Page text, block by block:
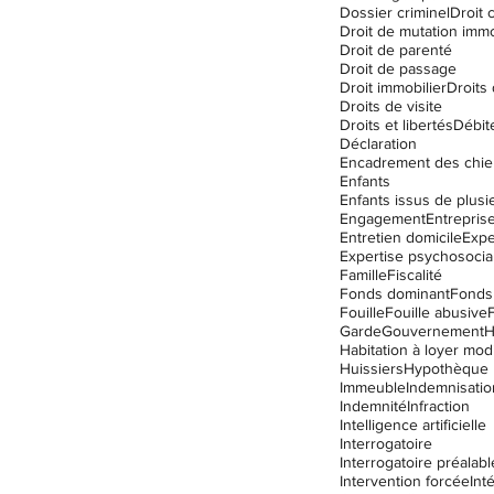
Dossier criminelDroit
Droit de mutation
Droit de parenté
Droit de passage
Droit immobilierDroits
Droits de visite
Droits et libertés
Déclaration
Encadrement des
Enfants
Engagement
Entretien domicile
Expertise
FamilleFiscalité
Fonds dominant
FouilleFouille abusive
GardeGouvernement
Habitation à loyer
HuissiersHypothèque
Immeuble
IndemnitéInfraction
Intelligence artificielle
Interrogatoire
Interrogatoire
Intervention forcée